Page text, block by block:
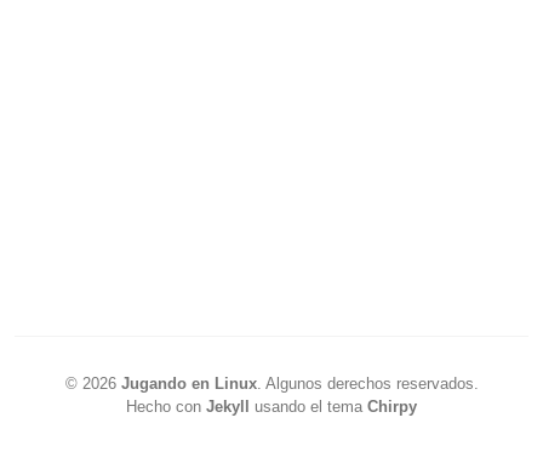
© 2026 Jugando en Linux. Algunos derechos reservados.
Hecho con Jekyll usando el tema Chirpy